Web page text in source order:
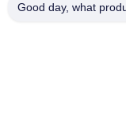
Good day, what